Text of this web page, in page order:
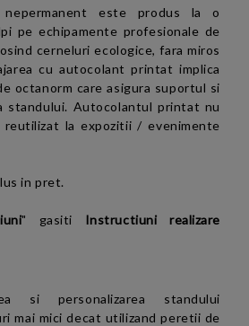
nepermanent este produs la o
pe echipamente profesionale de
cerneluri ecologice, fara miros
cu autocolant printat implica
octanorm care asigura suportul si
standului. Autocolantul printat nu
la expozitii / evenimente
in pret.
" gasiti Instructiuni realizare
si personalizarea standului
mai mici decat utilizand peretii de